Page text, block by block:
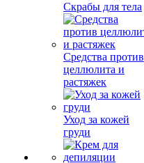
Скрабы для тела
Средства против
целлюлита и
растяжек
Уход за кожей
груди